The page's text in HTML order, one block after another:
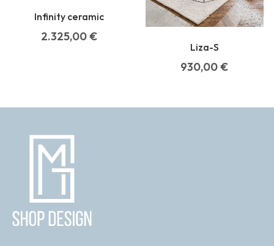
Infinity ceramic
2.325,00€
Liza-S
930,00€